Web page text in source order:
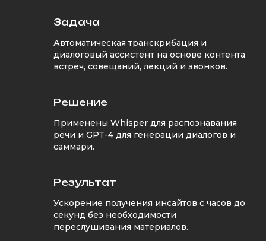
Задача
Автоматическая транскрибация и
диалоговый ассистент на основе контента
встреч, совещаний, лекций и звонков.
Решение
Применены Whisper для распознавания
речи и GPT-4 для генерации диалогов и
саммари.
Результат
Ускорение получения инсайтов с часов до
секунд без необходимости
переслушивания материалов.